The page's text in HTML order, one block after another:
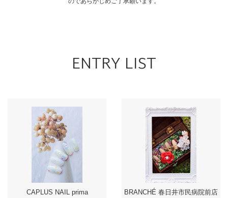
ENTRY LIST
CAPLUS NAIL prima BRANCHÉ 春日井市民病院前店